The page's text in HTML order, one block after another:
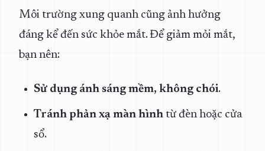
Môi trường xung quanh cũng ảnh hưởng
đáng kể đến sức khỏe mắt. Để giảm mỏi mắt,
bạn nên:
Sử dụng ánh sáng mềm, không chói.
Tránh phản xạ màn hình từ đèn hoặc cửa
sổ.